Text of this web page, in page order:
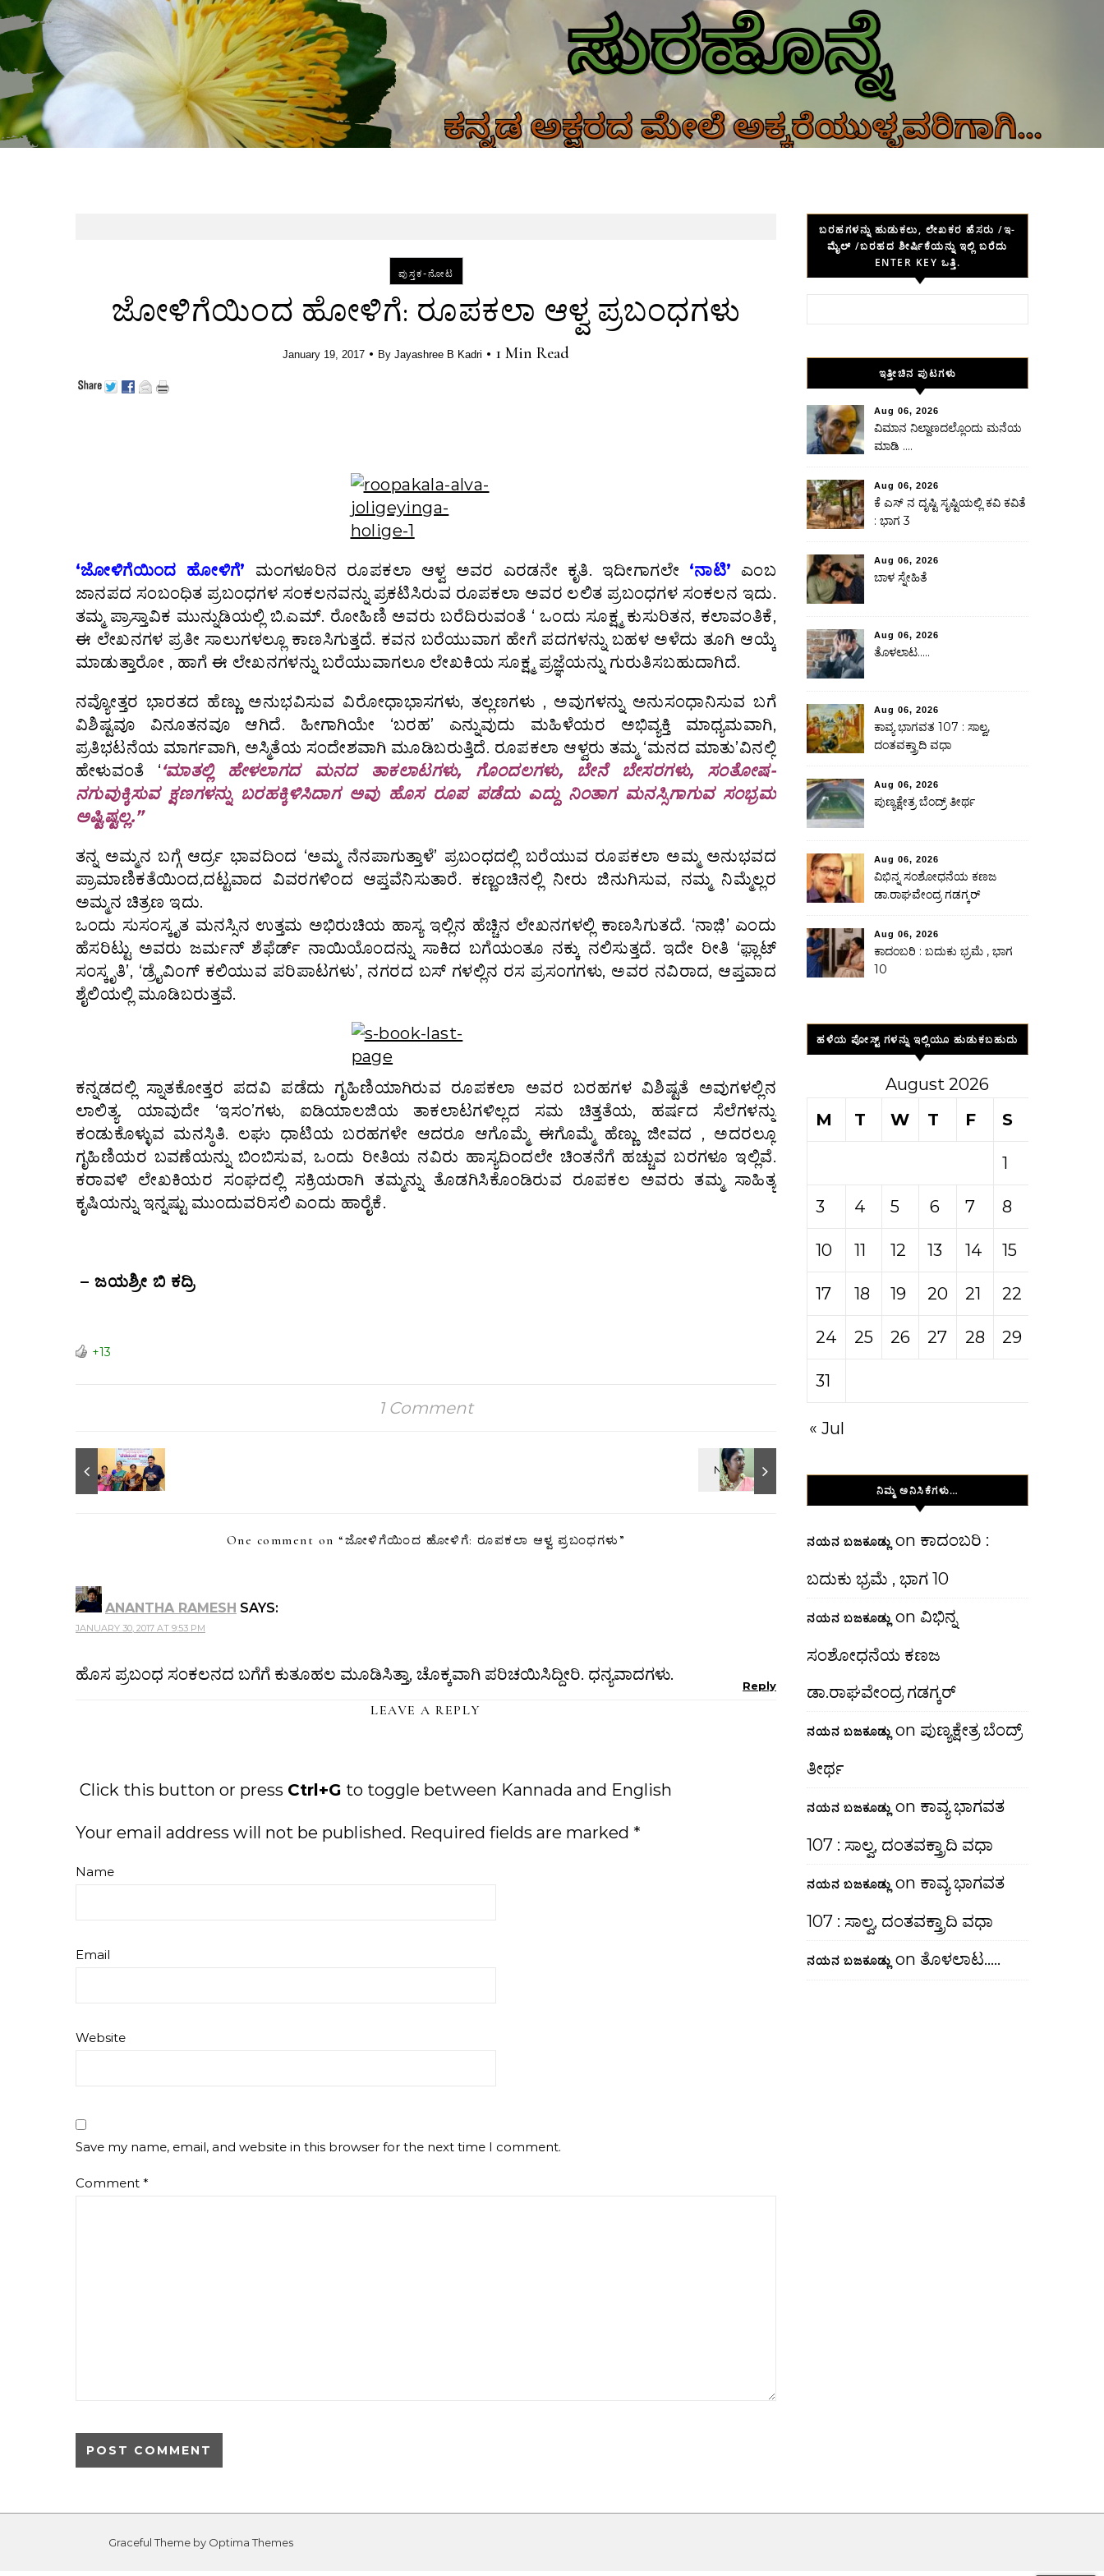
Skip to content
ಪುಸ್ತಕ-ನೋಟ
ಜೋಳಿಗೆಯಿಂದ ಹೋಳಿಗೆ: ರೂಪಕಲಾ ಆಳ್ವ ಪ್ರಬಂಧಗಳು
January 19, 2017 • By Jayashree B Kadri • 1 Min Read
‘ಜೋಳಿಗೆಯಿಂದ ಹೋಳಿಗೆ’ ಮಂಗಳೂರಿನ ರೂಪಕಲಾ ಆಳ್ವ ಅವರ ಎರಡನೇ ಕೃತಿ. ಇದೀಗಾಗಲೇ ‘ನಾಟಿ’ ಎಂಬ
ಜಾನಪದ ಸಂಬಂಧಿತ ಪ್ರಬಂಧಗಳ ಸಂಕಲನವನ್ನು ಪ್ರಕಟಿಸಿರುವ ರೂಪಕಲಾ ಅವರ ಲಲಿತ ಪ್ರಬಂಧಗಳ ಸಂಕಲನ ಇದು.
ತಮ್ಮ ಪ್ರಾಸ್ತಾವಿಕ ಮುನ್ನುಡಿಯಲ್ಲಿ ಬಿ.ಎಮ್. ರೋಹಿಣಿ ಅವರು ಬರೆದಿರುವಂತೆ ‘ ಒಂದು ಸೂಕ್ಷ್ಮ ಕುಸುರಿತನ, ಕಲಾವಂತಿಕೆ,
ಈ ಲೇಖನಗಳ ಪ್ರತೀ ಸಾಲುಗಳಲ್ಲೂ ಕಾಣಸಿಗುತ್ತದೆ. ಕವನ ಬರೆಯುವಾಗ ಹೇಗೆ ಪದಗಳನ್ನು ಬಹಳ ಅಳೆದು ತೂಗಿ ಆಯ್ಕೆ
ಮಾಡುತ್ತಾರೋ , ಹಾಗೆ ಈ ಲೇಖನಗಳನ್ನು ಬರೆಯುವಾಗಲೂ ಲೇಖಕಿಯ ಸೂಕ್ಷ್ಮ ಪ್ರಜ್ಞೆಯನ್ನು ಗುರುತಿಸಬಹುದಾಗಿದೆ.
ನವ್ಯೋತ್ತರ ಭಾರತದ ಹೆಣ್ಣು ಅನುಭವಿಸುವ ವಿರೋಧಾಭಾಸಗಳು, ತಲ್ಲಣಗಳು , ಅವುಗಳನ್ನು ಅನುಸಂಧಾನಿಸುವ ಬಗೆ
ವಿಶಿಷ್ಟವೂ ವಿನೂತನವೂ ಆಗಿದೆ. ಹೀಗಾಗಿಯೇ ‘ಬರಹ’ ಎನ್ನುವುದು ಮಹಿಳೆಯರ ಅಭಿವ್ಯಕ್ತಿ ಮಾಧ್ಯಮವಾಗಿ,
ಪ್ರತಿಭಟನೆಯ ಮಾರ್ಗವಾಗಿ, ಅಸ್ಮಿತೆಯ ಸಂದೇಶವಾಗಿ ಮೂಡಿಬರುತ್ತಿದೆ. ರೂಪಕಲಾ ಆಳ್ವರು ತಮ್ಮ ‘ಮನದ ಮಾತು’ವಿನಲ್ಲಿ
ಹೇಳುವಂತೆ ‘‘ಮಾತಲ್ಲಿ ಹೇಳಲಾಗದ ಮನದ ತಾಕಲಾಟಗಳು, ಗೊಂದಲಗಳು, ಬೇನೆ ಬೇಸರಗಳು, ಸಂತೋಷ-
ನಗುವುಕ್ಕಿಸುವ ಕ್ಷಣಗಳನ್ನು ಬರಹಕ್ಕಿಳಿಸಿದಾಗ ಅವು ಹೊಸ ರೂಪ ಪಡೆದು ಎದ್ದು ನಿಂತಾಗ ಮನಸ್ಸಿಗಾಗುವ ಸಂಭ್ರಮ
ಅಷ್ಟಿಷ್ಟಲ್ಲ.”
ತನ್ನ ಅಮ್ಮನ ಬಗ್ಗೆ ಆರ್ದ್ರ ಭಾವದಿಂದ ‘ಅಮ್ಮ ನೆನಪಾಗುತ್ತಾಳೆ’ ಪ್ರಬಂಧದಲ್ಲಿ ಬರೆಯುವ ರೂಪಕಲಾ ಅಮ್ಮ ಅನುಭವದ
ಪ್ರಾಮಾಣಿಕತೆಯಿಂದ,ದಟ್ಟವಾದ ವಿವರಗಳಿಂದ ಆಪ್ತವೆನಿಸುತಾರೆ. ಕಣ್ಣಂಚಿನಲ್ಲಿ ನೀರು ಜಿನುಗಿಸುವ, ನಮ್ಮ ನಿಮ್ಮೆಲ್ಲರ
ಅಮ್ಮನ ಚಿತ್ರಣ ಇದು.
ಒಂದು ಸುಸಂಸ್ಕೃತ ಮನಸ್ಸಿನ ಉತ್ತಮ ಅಭಿರುಚಿಯ ಹಾಸ್ಯ ಇಲ್ಲಿನ ಹೆಚ್ಚಿನ ಲೇಖನಗಳಲ್ಲಿ ಕಾಣಸಿಗುತದೆ. ‘ನಾಜ಼ಿ’ ಎಂದು
ಹೆಸರಿಟ್ಟು ಅವರು ಜರ್ಮನ್ ಶೆಫೆರ್ಡ್ ನಾಯಿಯೊಂದನ್ನು ಸಾಕಿದ ಬಗೆಯಂತೂ ನಕ್ಕು ನಲಿಸುತ್ತದೆ. ಇದೇ ರೀತಿ ‘ಫ಼್ಲಾಟ್
ಸಂಸ್ಕೃತಿ’, ‘ಡ್ರೈವಿಂಗ್ ಕಲಿಯುವ ಪರಿಪಾಟಗಳು’, ನಗರದ ಬಸ್ ಗಳಲ್ಲಿನ ರಸ ಪ್ರಸಂಗಗಳು, ಅವರ ನವಿರಾದ, ಆಪ್ತವಾದ
ಶೈಲಿಯಲ್ಲಿ ಮೂಡಿಬರುತ್ತವೆ.
ಕನ್ನಡದಲ್ಲಿ ಸ್ನಾತಕೋತ್ತರ ಪದವಿ ಪಡೆದು ಗೃಹಿಣಿಯಾಗಿರುವ ರೂಪಕಲಾ ಅವರ ಬರಹಗಳ ವಿಶಿಷ್ಟತೆ ಅವುಗಳಲ್ಲಿನ
ಲಾಲಿತ್ಯ. ಯಾವುದೇ ‘ಇಸಂ’ಗಳು, ಐಡಿಯಾಲಜಿಯ ತಾಕಲಾಟಗಳಿಲ್ಲದ ಸಮ ಚಿತ್ತತೆಯ, ಹರ್ಷದ ಸೆಲೆಗಳನ್ನು
ಕಂಡುಕೊಳ್ಳುವ ಮನಸ್ಠಿತಿ. ಲಘು ಧಾಟಿಯ ಬರಹಗಳೇ ಆದರೂ ಆಗೊಮ್ಮೆ ಈಗೊಮ್ಮೆ ಹೆಣ್ಣು ಜೀವದ , ಅದರಲ್ಲೂ
ಗೃಹಿಣಿಯರ ಬವಣೆಯನ್ನು ಬಿಂಬಿಸುವ, ಒಂದು ರೀತಿಯ ನವಿರು ಹಾಸ್ಯದಿಂದಲೇ ಚಿಂತನೆಗೆ ಹಚ್ಚುವ ಬರಗಳೂ ಇಲ್ಲಿವೆ.
ಕರಾವಳಿ ಲೇಖಕಿಯರ ಸಂಘದಲ್ಲಿ ಸಕ್ರಿಯರಾಗಿ ತಮ್ಮನ್ನು ತೊಡಗಿಸಿಕೊಂಡಿರುವ ರೂಪಕಲ ಅವರು ತಮ್ಮ ಸಾಹಿತ್ಯ
ಕೃಷಿಯನ್ನು ಇನ್ನಷ್ಟು ಮುಂದುವರಿಸಲಿ ಎಂದು ಹಾರೈಕೆ.
– ಜಯಶ್ರೀ ಬಿ ಕದ್ರಿ
+13
1 Comment
One comment on “ಜೋಳಿಗೆಯಿಂದ ಹೋಳಿಗೆ: ರೂಪಕಲಾ ಆಳ್ವ ಪ್ರಬಂಧಗಳು ”
ANANTHA RAMESH SAYS:
JANUARY 30, 2017 AT 9:53 PM
ಹೊಸ ಪ್ರಬಂಧ ಸಂಕಲನದ ಬಗೆಗೆ ಕುತೂಹಲ ಮೂಡಿಸಿತ್ತಾ, ಚೊಕ್ಕವಾಗಿ ಪರಿಚಯಿಸಿದ್ದೀರಿ. ಧನ್ಯವಾದಗಳು.
Reply
LEAVE A REPLY
Click this button or press Ctrl+G to toggle between Kannada and English
Your email address will not be published. Required fields are marked *
Name
Email
Website
Save my name, email, and website in this browser for the next time I comment.
Comment *
ಬರಹಗಳನ್ನು ಹುಡುಕಲು, ಲೇಖಕರ ಹೆಸರು /ಇ-
ಮೈಲ್ /ಬರಹದ ಶೀರ್ಷಿಕೆಯನ್ನು ಇಲ್ಲಿ ಬರೆದು
ENTER KEY ಒತ್ತಿ.
ಇತ್ತೀಚಿನ ಪುಟಗಳು
Aug 06, 2026
ವಿಮಾನ ನಿಲ್ದಾಣದಲ್ಲೊಂದು ಮನೆಯ
ಮಾಡಿ ….
Aug 06, 2026
ಕೆ ಎಸ್ ನ ದೃಷ್ಟಿ ಸೃಷ್ಟಿಯಲ್ಲಿ ಕವಿ ಕವಿತೆ
: ಭಾಗ 3
Aug 06, 2026
ಬಾಳ ಸ್ನೇಹಿತೆ
Aug 06, 2026
ತೊಳಲಾಟ…..
Aug 06, 2026
ಕಾವ್ಯ ಭಾಗವತ 107 : ಸಾಲ್ವ,
ದಂತವಕ್ತ್ರಾದಿ ವಧಾ
Aug 06, 2026
ಪುಣ್ಯಕ್ಷೇತ್ರ ಬೆಂದ್ರ್ ತೀರ್ಥ
Aug 06, 2026
ವಿಭಿನ್ನ ಸಂಶೋಧನೆಯ ಕಣಜ
ಡಾ.ರಾಘವೇಂದ್ರ ಗಡಗ್ಕರ್
Aug 06, 2026
ಕಾದಂಬರಿ : ಬದುಕು ಭ್ರಮೆ , ಭಾಗ
10
ಹಳೆಯ ಪೋಸ್ಟ್ ಗಳನ್ನು ಇಲ್ಲಿಯೂ ಹುಡುಕಬಹುದು
August 2026
M
T W T F S
1
3 4 5 6 7 8
10 11 12 13 14 15
17 18 19 20 21 22
24 25 26 27 28 29
31
« Jul
ನಿಮ್ಮ ಅನಿಸಿಕೆಗಳು…
ನಯನ ಬಜಕೂಡ್ಲು on ಕಾದಂಬರಿ :
ಬದುಕು ಭ್ರಮೆ , ಭಾಗ 10
ನಯನ ಬಜಕೂಡ್ಲು on ವಿಭಿನ್ನ
ಸಂಶೋಧನೆಯ ಕಣಜ
ಡಾ.ರಾಘವೇಂದ್ರ ಗಡಗ್ಕರ್
ನಯನ ಬಜಕೂಡ್ಲು on ಪುಣ್ಯಕ್ಷೇತ್ರ ಬೆಂದ್ರ್
ತೀರ್ಥ
ನಯನ ಬಜಕೂಡ್ಲು on ಕಾವ್ಯ ಭಾಗವತ
107 : ಸಾಲ್ವ, ದಂತವಕ್ತ್ರಾದಿ ವಧಾ
ನಯನ ಬಜಕೂಡ್ಲು on ಕಾವ್ಯ ಭಾಗವತ
107 : ಸಾಲ್ವ, ದಂತವಕ್ತ್ರಾದಿ ವಧಾ
ನಯನ ಬಜಕೂಡ್ಲು on ತೊಳಲಾಟ…..
Graceful Theme by Optima Themes